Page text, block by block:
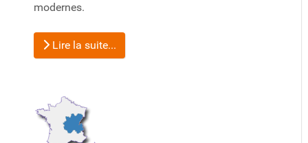
modernes.
Lire la suite...